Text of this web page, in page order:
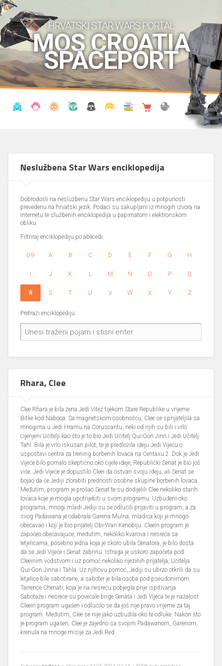
HRVATSKI STAR WARS PORTAL
MOS CROATIA
SPACEPORT
Neslužbena Star Wars enciklopedija
Dobrodošli na neslužbenu Star Wars enciklopediju u potpunosti
prevedenu na hrvatski jezik. Podaci su sakupljani iz mnogih izvora na
Internetu te službenih enciklopedija u papirnatom i elektronskom
obliku.
Filtriraj enciklopediju po abecedi:
0-9 A B C D E F G H
I J K L M N O P Q
R S T U V W X Y Z
Pretraži enciklopediju:
Rhara, Clee
Clee Rhara je bila žena Jedi Vitez tijekom Stare Republike u vrijeme
Bitke kod Nabooa. Sa magnetskom osobnošću, Clee se sprijateljila sa
mnogima u Jedi Hramu na Coruscantu, neki od njih su bili i vrlo
cijenjeni Učitelji kao što je to bio Jedi Učitelj Qui-Gon Jinn i Jedi Učitelj
Tahl. Bila je vrlo iskusan pilot, te je predložila ideju Jedi Vijeću o
uspostavi centra za trening borbenih lovaca na Centaxu 2. Dok je Jedi
Vijeće bilo pomalo skeptično oko cijele ideje, Republički Senat je bio još
više. Jedi Vijeće je dopustilo Cleei da ostvari svoju ideju, ali Senat se
bojao da će Jediji zlorabiti prednosti osobne skupine borbenih lovaca.
Međutim, program je prošao Senat te su dodijelili Clee nekoliko starih
lovaca koje je mogla upotrijebiti u svom programu. Uzbuđeni oko
programa, mnogi mladi Jediji su se odlučili prijaviti u program, a za
svog Padawana je odabrala Garena Mulna, mladića koji je mnogo
obećavao i koji je bio prijatelj Obi-Wan Kenobiju. Cleein program je
započeo obećavajuće, međutim, nekoliko kvarova i nesreća sa
letjelicama, posebno jedna koja je skoro ubila Senatora, je bilo dosta
da se Jedi Vijeće i Senat zabrinu. Istraga je uskoro započeta pod
Cleeinim vodstvom i uz pomoć nekoliko njezinih prijatelja, Učitelja
Qui-Gon Jinna i Tahla. Uz njihovu pomoć, Jediji su ubrzo otkrili da su
letjelice bile sabotirane, a saboter je bila osoba pod pseudonimom
Tarrence Chenati, koja je na nesreću pobjegla prije ispitivanja.
Sabotaže i nesreće su povećale brige Senata i Jedi Vijeća te je nažalost
Cleein program ugašen i odlučilo se da još nije pravo vrijeme za taj
program. Međutim, Clee se nije jako uzbudila oko te odluke. Nakon što
je program ugašen, Clee je zajedno sa svojim Padawanom, Garenom,
krenula na mnoge misije za Jedi Red.